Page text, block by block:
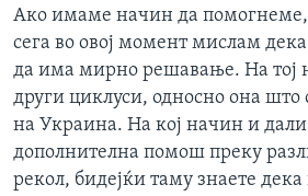
Aко имаме начин да
сега во овој момент мислам
да има мирно решавање. На тој
други циклуси, односно она што
на Украина. На кој начин и дали
дополнителна помош преку
рекол, бидејќи таму знаете